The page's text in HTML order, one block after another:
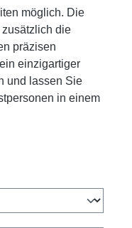
möglich. Die
die
präzisen
einzigartiger
und lassen Sie
in einem